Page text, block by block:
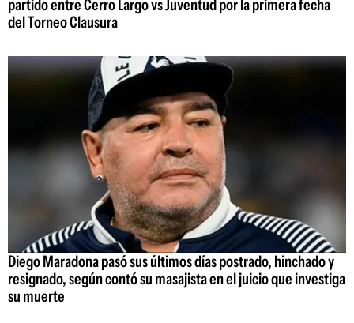
partido entre Cerro Largo vs Juventud por la primera fecha
del Torneo Clausura
Diego Maradona pasó sus últimos días postrado, hinchado y
resignado, según contó su masajista en el juicio que investiga
su muerte